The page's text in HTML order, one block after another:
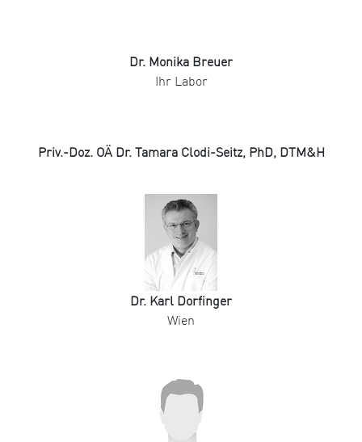
Dr. Monika Breuer
Ihr Labor
Priv.-Doz. OÄ Dr. Tamara Clodi-Seitz, PhD, DTM&H
Dr. Karl Dorfinger
Wien